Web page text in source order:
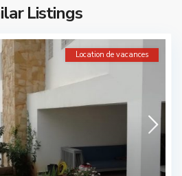
Listings
Location de vacances